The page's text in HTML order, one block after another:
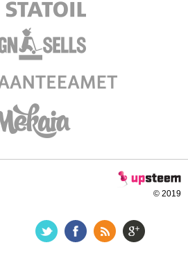
© 2019